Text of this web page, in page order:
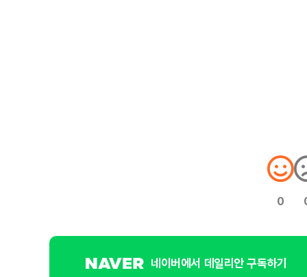
0
네이버에서 데일리안 구독하기